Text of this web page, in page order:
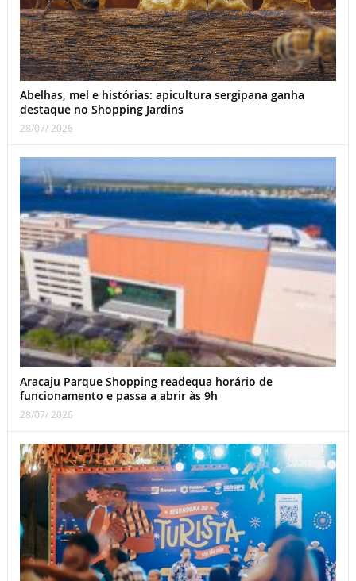
Abelhas, mel e histórias: apicultura sergipana ganha
destaque no Shopping Jardins
28/07/ 2026
Aracaju Parque Shopping readequa horário de
funcionamento e passa a abrir às 9h
28/07/ 2026